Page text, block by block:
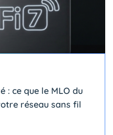
: ce que le MLO du
réseau sans fil